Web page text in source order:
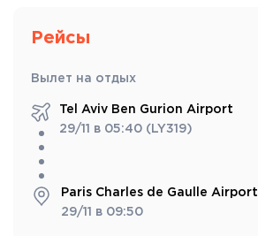
Рейсы
Вылет на отдых
Tel Aviv Ben Gurion Airport
29/11 в 05:40 (LY319)
Paris Charles de Gaulle Airport
29/11 в 09:50